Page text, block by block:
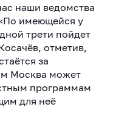
наши ведомства
имеющейся у
трети пойдет
отметив,
за
Москва может
программам
для неё